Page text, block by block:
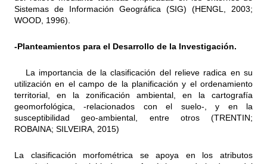
Sistemas de Información Geográfica (SIG) (HENGL, 2003;
WOOD, 1996).
-Planteamientos para el Desarrollo de la Investigación.
La importancia de la clasificación del relieve radica en su
utilización en el campo de la planificación y el ordenamiento
territorial, en la zonificación ambiental, en la cartografía
geomorfológica, -relacionados con el suelo-, y en la
susceptibilidad geo-ambiental, entre otros (TRENTIN;
ROBAINA; SILVEIRA, 2015)
La clasificación morfométrica se apoya en los atributos